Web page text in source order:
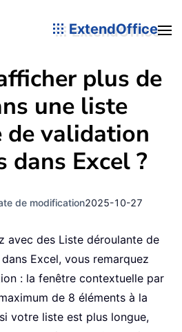
ExtendOffice
plus de
une liste
validation
dans Excel ?
de modification2025-10-27
avec des Liste déroulante de
Excel, vous remarquez
: la fenêtre contextuelle par
de 8 éléments à la
votre liste est plus longue,